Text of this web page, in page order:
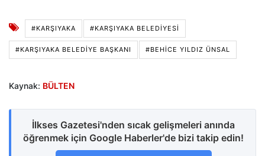
#KARŞIYAKA #KARŞIYAKA BELEDIYESI
#KARŞIYAKA BELEDIYE BAŞKANI #BEHICE YILDIZ ÜNSAL
Kaynak: BÜLTEN
İlkses Gazetesi'nden sıcak gelişmeleri anında
öğrenmek için Google Haberler'de bizi takip edin!